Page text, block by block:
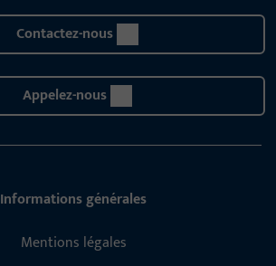
Contactez-nous
Appelez-nous
Informations générales
Mentions légales